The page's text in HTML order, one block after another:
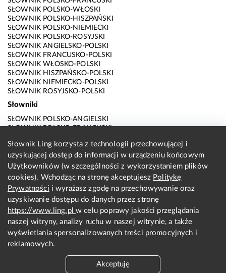
SŁOWNIK POLSKO-WŁOSKI
SŁOWNIK POLSKO-HISZPAŃSKI
SŁOWNIK POLSKO-NIEMIECKI
SŁOWNIK POLSKO-ROSYJSKI
SŁOWNIK ANGIELSKO-POLSKI
SŁOWNIK FRANCUSKO-POLSKI
SŁOWNIK WŁOSKO-POLSKI
SŁOWNIK HISZPAŃSKO-POLSKI
SŁOWNIK NIEMIECKO-POLSKI
SŁOWNIK ROSYJSKO-POLSKI
Słowniki
SŁOWNIK POLSKO-ANGIELSKI
SŁOWNIK POLSKO-FRANCUSKI
SŁOWNIK POLSKO-HISZPAŃSKI
SŁOWNIK POLSKO-NIEMIECKI
SŁOWNIK POLSKO-ROSYJSKI
SŁOWNIK ANGIELSKO-POLSKI
SŁOWNIK FRANCUSKO-POLSKI
SŁOWNIK WŁOSKO-POLSKI
SŁOWNIK HISZPAŃSKO-POLSKI
SŁOWNIK NIEMIECKO-POLSKI
SŁOWNIK ROSYJSKO-POLSKI
O nas
KONTAKT Z REDAKCJĄ
Słownik Ling korzysta z technologii przechowującej i
uzyskującej dostęp do informacji w urządzeniu końcowym
Użytkowników (w szczególności z wykorzystaniem plików
cookies). Wchodząc na stronę akceptujesz Politykę
Prywatności i wyrażasz zgodę na przechowywanie oraz
uzyskiwanie dostępu do danych przez stronę
https://www.ling.plw celu poprawy jakości przeglądania
naszej witryny, analizy ruchu w naszej witrynie, a także
wyświetlania spersonalizowanych treści promocyjnych i
reklamowych.
Akceptuję